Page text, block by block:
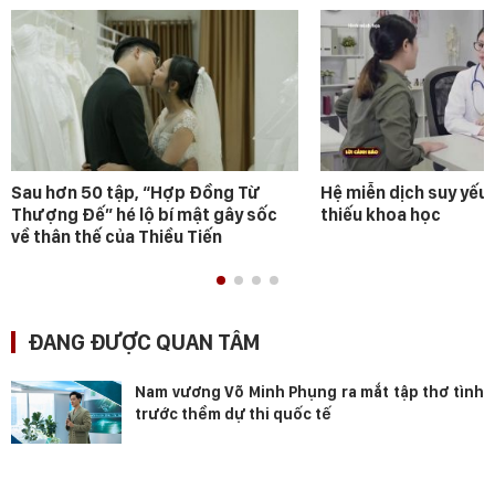
Sau hơn 50 tập, “Hợp Đồng Từ
Thượng Đế” hé lộ bí mật gây sốc
về thân thế của Thiều Tiến
Hệ miễn dịch suy
thiếu khoa học
ĐANG ĐƯỢC QUAN TÂM
Nam vương Võ Minh Phụng ra mắt tập thơ tình
trước thềm dự thi quốc tế